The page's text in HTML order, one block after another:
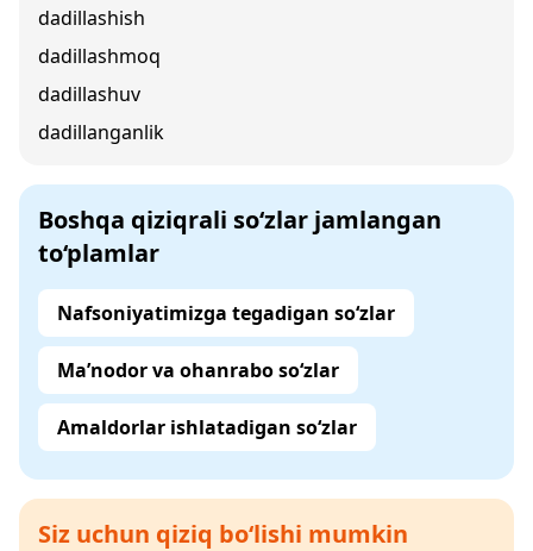
dadillashish
dadillashmoq
dadillashuv
dadillanganlik
Boshqa qiziqrali so‘zlar jamlangan
to‘plamlar
Nafsoniyatimizga tegadigan so‘zlar
Ma’nodor va ohanrabo so‘zlar
Amaldorlar ishlatadigan so‘zlar
Siz uchun qiziq bo‘lishi mumkin